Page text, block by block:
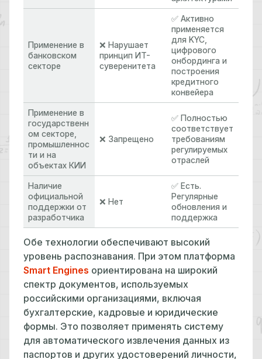
Применение в
банковском
секторе
❌ Нарушает
принцип ИТ-
суверенитета
✅ Активно
применяется
для KYC,
цифрового
онбординга и
построения
кредитного
конвейера
Применение в
государственн
ом секторе,
промышленнос
ти и на
объектах КИИ
❌ Запрещено
✅ Полностью
соответствует
требованиям
регулируемых
отраслей
Наличие
официальной
поддержки от
разработчика
❌ Нет
✅ Есть.
Регулярные
обновления и
поддержка
Обе технологии обеспечивают высокий
уровень распознавания. При этом платформа
Smart Engines ориентирована на широкий
спектр документов, используемых
российскими организациями, включая
бухгалтерские, кадровые и юридические
формы. Это позволяет применять систему
для автоматического извлечения данных из
паспортов и других удостоверений личности,